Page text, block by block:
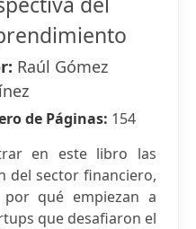
Raúl Gómez
de Páginas: 154
en este libro las
del sector fi­nanciero,
qué empiezan a
que desafi­aron el